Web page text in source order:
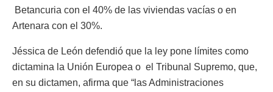
Betancuria con el 40% de las viviendas vacías o en
Artenara con el 30%.
Jéssica de León defendió que la ley pone límites como
dictamina la Unión Europea o el Tribunal Supremo, que,
en su dictamen, afirma que “las Administraciones